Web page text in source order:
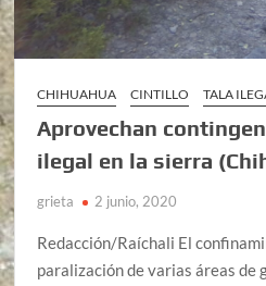
CHIHUAHUA CINTILLO TALA
Aprovechan
ilegal en la sierra
grieta 2 junio, 2020
Redacción/Raíchali El
paralización de varias áreas de